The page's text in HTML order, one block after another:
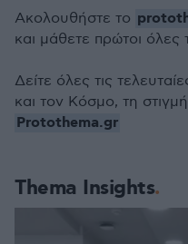
Thema Insights
Ακολουθήστε το
και μάθετε πρώτοι όλες
Δείτε όλες τις
και τον Κόσμο, τη
Protothema.gr